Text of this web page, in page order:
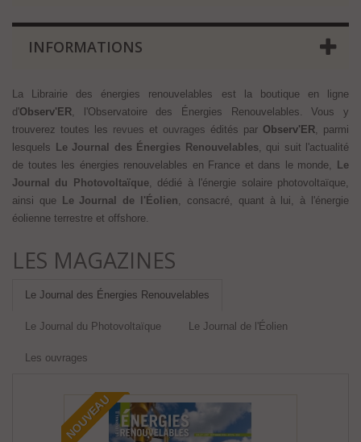
INFORMATIONS
La Librairie des énergies renouvelables est la boutique en ligne
d'Observ'ER, l'Observatoire des
Énergies Renouvelables. Vous y
trouverez toutes les revues et ouvrages édités par Observ'ER, parmi
lesquels
Le Journal des Énergies Renouvelables, qui suit l'actualité
de toutes les énergies renouvelables en France et dans le monde,
Le
Journal du Photovoltaïque, dédié à l'énergie solaire photovoltaïque,
ainsi que
Le Journal de l'Éolien, consacré, quant à lui, à l'énergie
éolienne terrestre et offshore.
LES MAGAZINES
Le Journal des Énergies Renouvelables
Le Journal du Photovoltaïque Le Journal de l'Éolien
Les ouvrages
NOUVEAU